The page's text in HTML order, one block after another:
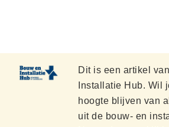
Dit is een artikel
Installatie Hub. Wil
hoogte blijven van
uit de bouw- en